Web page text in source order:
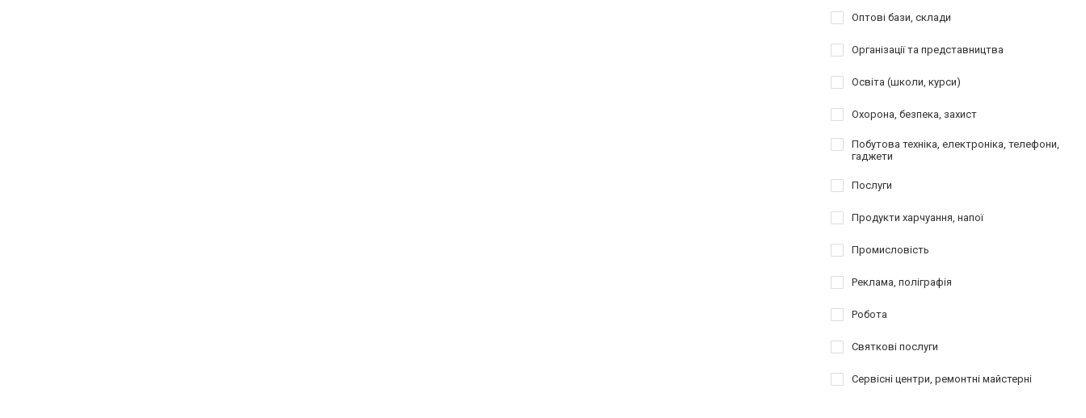
Оптові бази, склади
Організації та представництва
Освіта (школи, курси)
Охорона, безпека, захист
Побутова техніка, електроніка, телефони,
гаджети
Послуги
Продукти харчуання, напої
Промисловість
Реклама, поліграфія
Робота
Святкові послуги
Сервісні центри, ремонтні майстерні